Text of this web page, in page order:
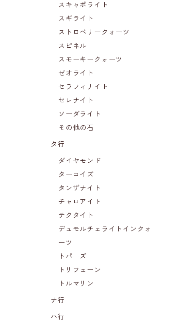
スキャポライト
スギライト
ストロベリークォーツ
スピネル
スモーキークォーツ
ゼオライト
セラフィナイト
セレナイト
ソーダライト
その他の石
タ行
ダイヤモンド
ターコイズ
タンザナイト
チャロアイト
テクタイト
デュモルチェライトインクォ
ーツ
トパーズ
トリフェーン
トルマリン
ナ行
ハ行